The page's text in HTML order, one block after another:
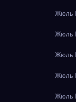
Жюль
Жюль
Жюль
Жюль
Жюль